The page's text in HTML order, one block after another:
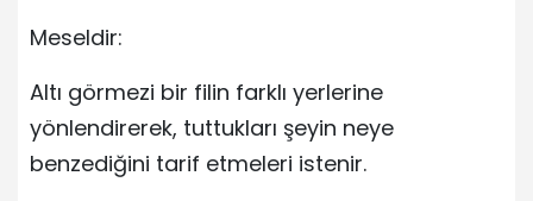
Meseldir:
Altı görmezi bir filin farklı yerlerine
yönlendirerek, tuttukları şeyin neye
benzediğini tarif etmeleri istenir.